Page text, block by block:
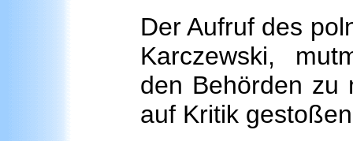
Der Aufruf des
Karczewski,
den Behörden zu
auf Kritik